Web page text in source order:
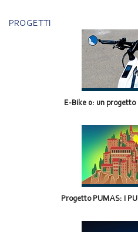
PROGETTI
E-Bike 0: un
Progetto PUMAS: I